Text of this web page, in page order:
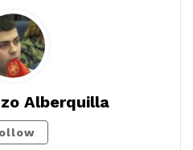
Alberquilla